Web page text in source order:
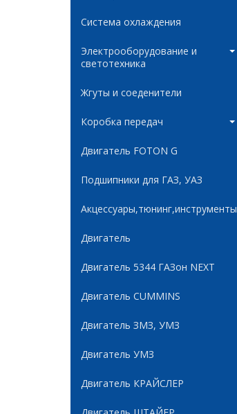
Система охлаждения
Электрооборудование и
светотехника
Жгуты и соеденители
Коробка передач
Двигатель FOTON G
Подшипники для ГАЗ, УАЗ
Акцессуары,тюнинг,инструменты
Двигатель
Двигатель 5344 ГАЗон NEXT
Двигатель CUMMINS
Двигатель ЗМЗ, УМЗ
Двигатель УМЗ
Двигатель КРАЙСЛЕР